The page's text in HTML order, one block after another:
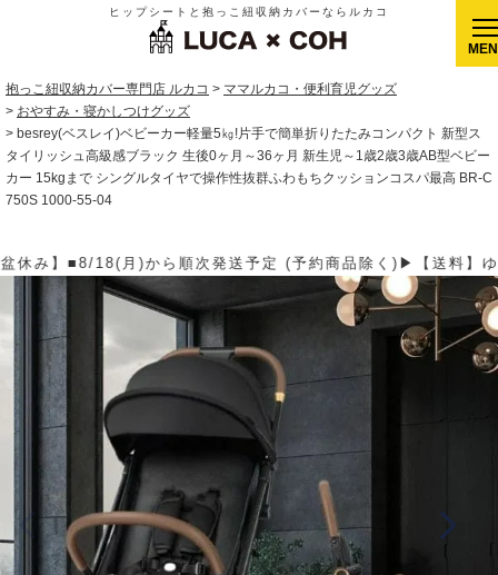
ヒップシートと抱っこ紐収納カバーならルカコ
抱っこ紐収納カバー専門店 ルカコ
ママルカコ・便利育児グッズ
おやすみ・寝かしつけグッズ
besrey(ベスレイ)ベビーカー軽量5㎏!片手で簡単折りたたみコンパクト 新型ス
タイリッシュ高級感ブラック 生後0ヶ月～36ヶ月 新生児～1歳2歳3歳AB型ベビー
カー 15kgまで シングルタイヤで操作性抜群ふわもちクッションコスパ最高 BR-C
750S 1000-55-04
送料】ゆうパケット400円(全国一律)、ゆうパック900円(